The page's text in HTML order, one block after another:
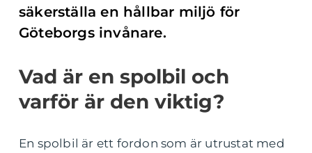
säkerställa en hållbar miljö för
Göteborgs invånare.
Vad är en spolbil och
varför är den viktig?
En spolbil är ett fordon som är utrustat med